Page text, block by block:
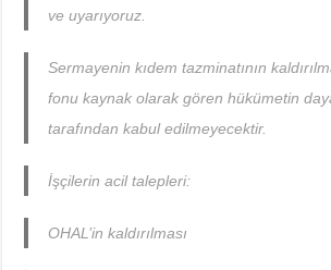
ve uyarıyoruz.
Sermayenin kıdem tazminatının
fonu kaynak olarak gören hükümetin
tarafından kabul edilmeyecektir.
İşçilerin acil talepleri:
OHAL’in kaldırılması